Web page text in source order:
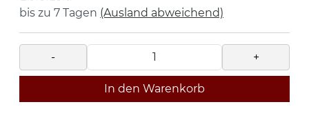
bis zu 7 Tagen (Ausland abweichend)
- +
In den Warenkorb